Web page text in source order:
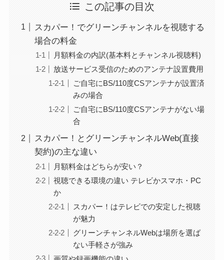
この記事の目次
スカパー！でグリーンチャンネルを視聴する
場合の料金
月額料金の内訳(基本料とチャンネル視聴料)
放送サービス受信のためのアンテナ設置費用
ご自宅にBS/110度CSアンテナが設置済
みの場合
ご自宅にBS/110度CSアンテナがない場
合
スカパー！とグリーンチャンネルWeb(直接
契約)の主な違い
月額料金はどちらが安い？
視聴できる環境の違い テレビかスマホ・PC
か
スカパー！はテレビでの安定した視聴
が魅力
グリーンチャンネルWebは場所を選ば
ない手軽さが強み